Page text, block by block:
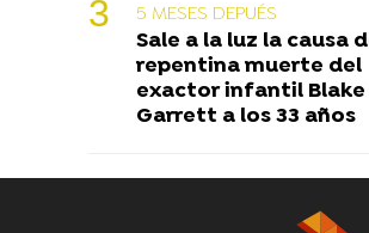
5 MESES DEPUÉS
Sale a la luz la causa
repentina muerte del
exactor infantil Blake
Garrett a los 33 años